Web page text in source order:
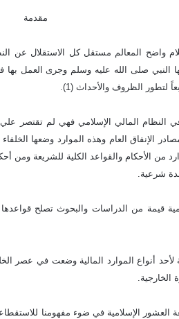
د
إ
ك
ت
ر
و
ي
مقدمة
واضح المعالم مستقل كل الاستقلال عن
النبي صلى الله عليه وسلم وجرى العمل
لتطور الظروف والأحداث (1).
النظام المالي الإسلامي فهي لم تقتصر
الإنفاق العام وهذه الموارد وضعها
من الأحكام والقواعد الكلية للشريعة ومن
شرعية.
قيمة من الدراسات والبحوث تصلح
أنواع الموارد المالية وضعت في عصر
الخارجية.
العشور الإسلامية في ضوء مفهومنا